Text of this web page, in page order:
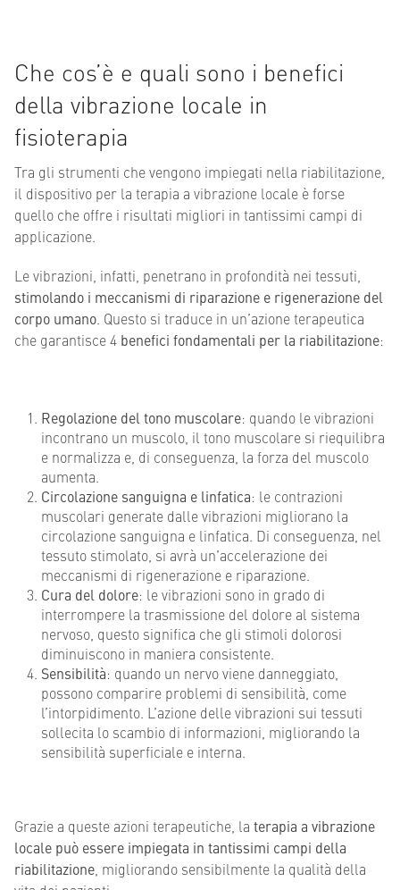
Che cos’è e quali sono i benefici
della vibrazione locale in
fisioterapia
Tra gli strumenti che vengono impiegati nella riabilitazione,
il dispositivo per la terapia a vibrazione locale è forse
quello che offre i risultati migliori in tantissimi campi di
applicazione.
Le vibrazioni, infatti, penetrano in profondità nei tessuti,
stimolando i meccanismi di riparazione e rigenerazione del
corpo umano . Questo si traduce in un’azione terapeutica
che garantisce 4 benefici fondamentali per la riabilitazione:
Regolazione del tono muscolare: quando le vibrazioni
incontrano un muscolo, il tono muscolare si riequilibra
e normalizza e, di conseguenza, la forza del muscolo
aumenta.
Circolazione sanguigna e linfatica: le contrazioni
muscolari generate dalle vibrazioni migliorano la
circolazione sanguigna e linfatica. Di conseguenza, nel
tessuto stimolato, si avrà un’accelerazione dei
meccanismi di rigenerazione e riparazione.
Cura del dolore: le vibrazioni sono in grado di
interrompere la trasmissione del dolore al sistema
nervoso, questo significa che gli stimoli dolorosi
diminuiscono in maniera consistente.
Sensibilità: quando un nervo viene danneggiato,
possono comparire problemi di sensibilità, come
l’intorpidimento. L’azione delle vibrazioni sui tessuti
sollecita lo scambio di informazioni, migliorando la
sensibilità superficiale e interna.
Grazie a queste azioni terapeutiche, la terapia a vibrazione
locale può essere impiegata in tantissimi campi della
riabilitazione , migliorando sensibilmente la qualità della